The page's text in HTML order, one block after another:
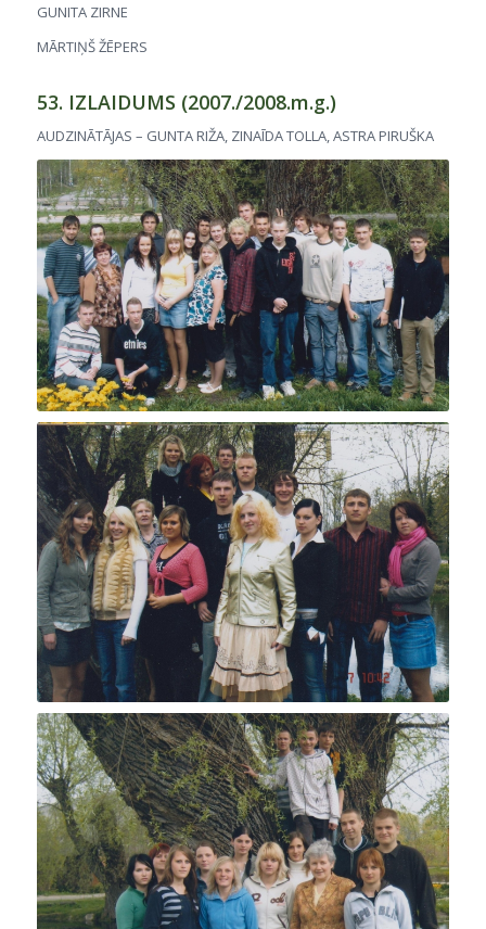
GUNITA ZIRNE
MĀRTIŅŠ ŽĒPERS
53. IZLAIDUMS (2007./2008.m.g.)
AUDZINĀTĀJAS – GUNTA RIŽA, ZINAĪDA TOLLA, ASTRA PIRUŠKA